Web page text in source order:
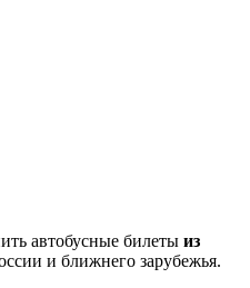
автобусные билеты из
и ближнего зарубежья.